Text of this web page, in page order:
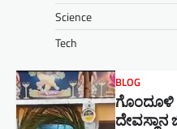
Science
Tech
BLOG
ಗೊಂದೂಳಿ
ದೇವಸ್ಥಾನ